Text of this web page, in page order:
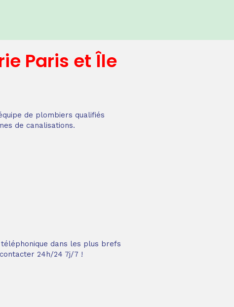
Paris et Île
de plombiers qualifiés
de canalisations.
dans les plus brefs
24h/24 7j/7 !